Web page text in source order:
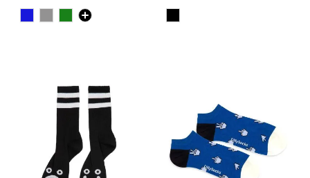
Colour
Dark Royal
Grey Heather
Pine Colour
Black